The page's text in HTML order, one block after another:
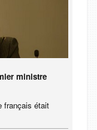
ministre
français était